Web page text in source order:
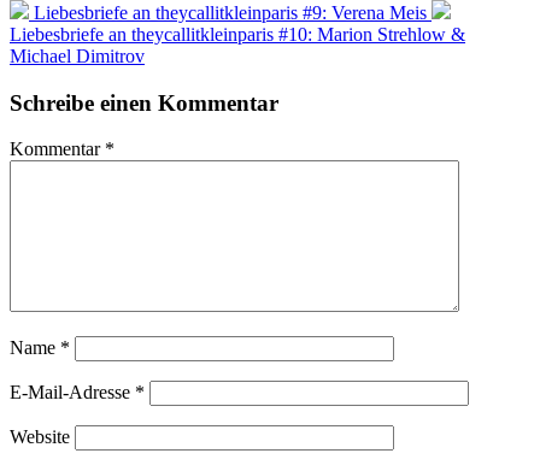
Liebesbriefe an theycallitkleinparis #9: Verena Meis
Liebesbriefe an theycallitkleinparis #10: Marion Strehlow &
Michael Dimitrov
Schreibe einen Kommentar
Kommentar *
Name *
E-Mail-Adresse *
Website